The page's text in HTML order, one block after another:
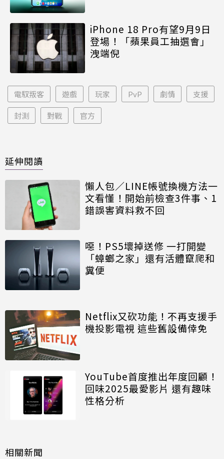
iPhone 18 Pro有望9月9日
登場！「蘋果員工抽選會」
洩端倪
電馭叛客 遊戲 玩家 PvP 劇情 支援
封測 對戰 官方
延伸閱讀
懶人包／LINE帳號換機方法一
文看懂！開始前檢查3件事、1
錯誤害資料救不回
噁！PS5壞掉送修 一打開變
「蟑螂之家」還有活體竄爬和
糞便
Netflix又砍功能！不再支援手
機投影電視 這些舊設備倖免
YouTube首度推出年度回顧！
回味2025最愛影片 還有趣味
性格分析
相關新聞